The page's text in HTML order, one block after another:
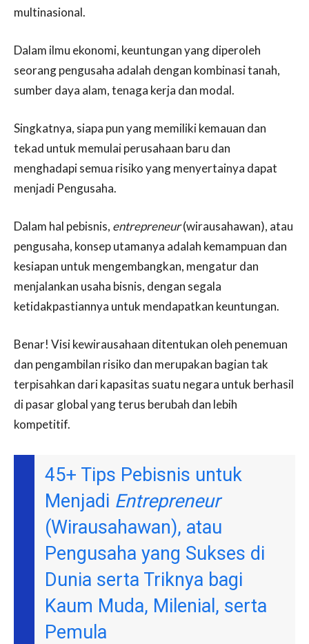
multinasional.
Dalam ilmu ekonomi, keuntungan yang diperoleh
seorang pengusaha adalah dengan kombinasi tanah,
sumber daya alam, tenaga kerja dan modal.
Singkatnya, siapa pun yang memiliki kemauan dan
tekad untuk memulai perusahaan baru dan
menghadapi semua risiko yang menyertainya dapat
menjadi Pengusaha.
Dalam hal pebisnis, entrepreneur(wirausahawan), atau
pengusaha, konsep utamanya adalah kemampuan dan
kesiapan untuk mengembangkan, mengatur dan
menjalankan usaha bisnis, dengan segala
ketidakpastiannya untuk mendapatkan keuntungan.
Benar! Visi kewirausahaan ditentukan oleh penemuan
dan pengambilan risiko dan merupakan bagian tak
terpisahkan dari kapasitas suatu negara untuk berhasil
di pasar global yang terus berubah dan lebih
kompetitif.
45+ Tips Pebisnis untuk
Menjadi Entrepreneur
(Wirausahawan), atau
Pengusaha yang Sukses di
Dunia serta Triknya bagi
Kaum Muda, Milenial, serta
Pemula